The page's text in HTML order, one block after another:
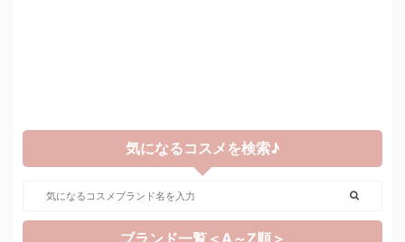
気になるコスメを検索♪
ブランド一覧＜A～Z順＞